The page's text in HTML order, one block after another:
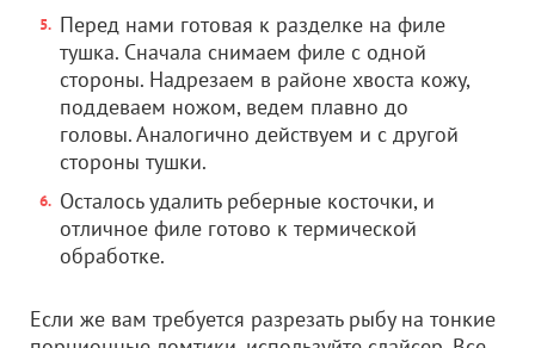
Перед нами готовая к разделке на филе
тушка. Сначала снимаем филе с одной
стороны. Надрезаем в районе хвоста кожу,
поддеваем ножом, ведем плавно до
головы. Аналогично действуем и с другой
стороны тушки.
Осталось удалить реберные косточки, и
отличное филе готово к термической
обработке.
Если же вам требуется разрезать рыбу на тонкие